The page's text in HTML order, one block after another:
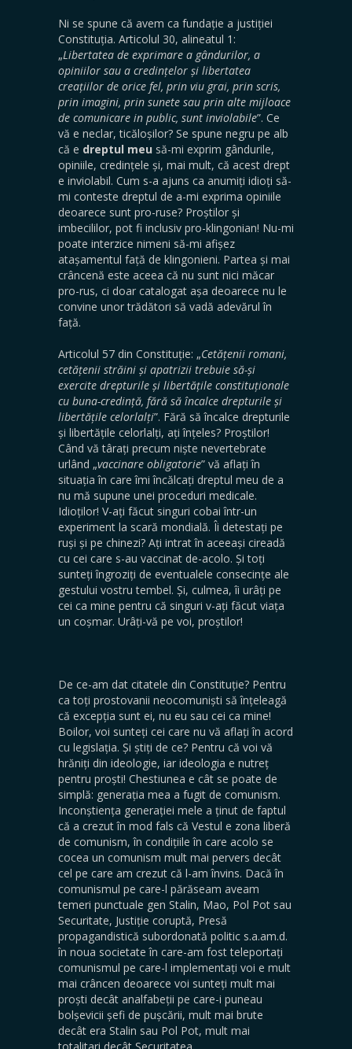
Ni se spune că avem ca fundație a justiției
Constituția. Articolul 30, alineatul 1:
„Libertatea de exprimare a gândurilor, a
opiniilor sau a credințelor și libertatea
creațiilor de orice fel, prin viu grai, prin scris,
prin imagini, prin sunete sau prin alte mijloace
de comunicare in public, sunt inviolabile”. Ce
vă e neclar, ticăloșilor? Se spune negru pe alb
că e dreptul meu să-mi exprim gândurile,
opiniile, credințele și, mai mult, că acest drept
e inviolabil. Cum s-a ajuns ca anumiți idioți să-
mi conteste dreptul de a-mi exprima opiniile
deoarece sunt pro-ruse? Proștilor și
imbecililor, pot fi inclusiv pro-klingonian! Nu-mi
poate interzice nimeni să-mi afișez
atașamentul față de klingonieni. Partea și mai
crâncenă este aceea că nu sunt nici măcar
pro-rus, ci doar catalogat așa deoarece nu le
convine unor trădători să vadă adevărul în
față.
Articolul 57 din Constituție: „Cetățenii romani,
cetățenii străini și apatrizii trebuie să-și
exercite drepturile și libertățile constituționale
cu buna-credință, fără să încalce drepturile și
libertățile celorlalți”. Fără să încalce drepturile
și libertățile celorlalți, ați înțeles? Proștilor!
Când vă târați precum niște nevertebrate
urlând „vaccinare obligatorie” vă aflați în
situația în care îmi încălcați dreptul meu de a
nu mă supune unei proceduri medicale.
Idioților! V-ați făcut singuri cobai într-un
experiment la scară mondială. Îi detestați pe
ruși și pe chinezi? Ați intrat în aceeași cireadă
cu cei care s-au vaccinat de-acolo. Și toți
sunteți îngroziți de eventualele consecințe ale
gestului vostru tembel. Și, culmea, îi urâți pe
cei ca mine pentru că singuri v-ați făcut viața
un coșmar. Urâți-vă pe voi, proștilor!
De ce-am dat citatele din Constituție? Pentru
ca toți prostovanii neocomuniști să înțeleagă
că excepția sunt ei, nu eu sau cei ca mine!
Boilor, voi sunteți cei care nu vă aflați în acord
cu legislația. Și știți de ce? Pentru că voi vă
hrăniți din ideologie, iar ideologia e nutreț
pentru proști! Chestiunea e cât se poate de
simplă: generația mea a fugit de comunism.
Inconștiența generației mele a ținut de faptul
că a crezut în mod fals că Vestul e zona liberă
de comunism, în condițiile în care acolo se
cocea un comunism mult mai pervers decât
cel pe care am crezut că l-am învins. Dacă în
comunismul pe care-l părăseam aveam
temeri punctuale gen Stalin, Mao, Pol Pot sau
Securitate, Justiție coruptă, Presă
propagandistică subordonată politic s.a.am.d.
în noua societate în care-am fost teleportați
comunismul pe care-l implementați voi e mult
mai crâncen deoarece voi sunteți mult mai
proști decât analfabeții pe care-i puneau
bolșevicii șefi de pușcării, mult mai brute
decât era Stalin sau Pol Pot, mult mai
totalitari decât Securitatea.